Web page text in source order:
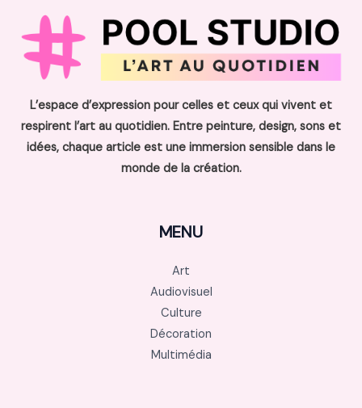
L’espace d’expression pour celles et ceux qui vivent et
respirent l’art au quotidien. Entre peinture, design, sons et
idées, chaque article est une immersion sensible dans le
monde de la création.
MENU
Art
Audiovisuel
Culture
Décoration
Multimédia